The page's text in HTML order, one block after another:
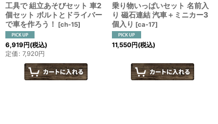
工具で 組立あそびセット 車2
個セット ボルトとドライバー
で車を作ろう！
[ch-15]
6,919円(税込)
定価: 7,920円
乗り物いっぱいセット 名前入
り 磁石連結 汽車＋ミニカー3
個入り [ca-17]
11,550円(税込)